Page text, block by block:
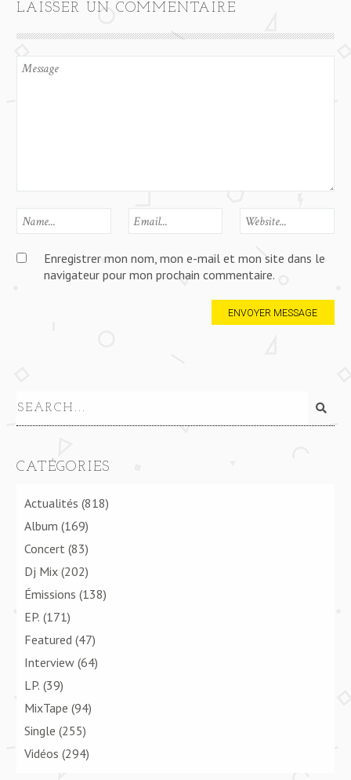
LAISSER UN COMMENTAIRE
Enregistrer mon nom, mon e-mail et mon site dans le
navigateur pour mon prochain commentaire.
CATÉGORIES
Actualités (818)
Album (169)
Concert (83)
Dj Mix (202)
Émissions (138)
EP. (171)
Featured (47)
Interview (64)
LP. (39)
MixTape (94)
Single (255)
Vidéos (294)